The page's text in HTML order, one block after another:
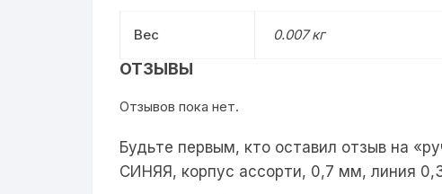
Вес 0.007 кг
ОТЗЫВЫ
Отзывов пока нет.
Будьте первым, кто оставил отзыв на
СИНЯЯ, корпус ассорти, 0,7 мм, линия